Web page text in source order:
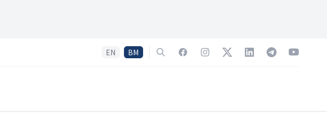
EN BM SearchFacebookInstagramTwitterLinkedInTelegramYouTube